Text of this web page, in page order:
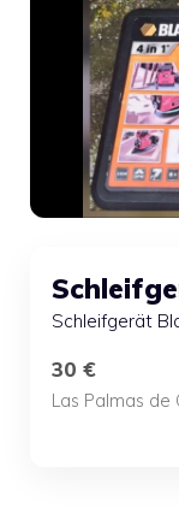
Schleifgerät
30 €
Las Palmas de